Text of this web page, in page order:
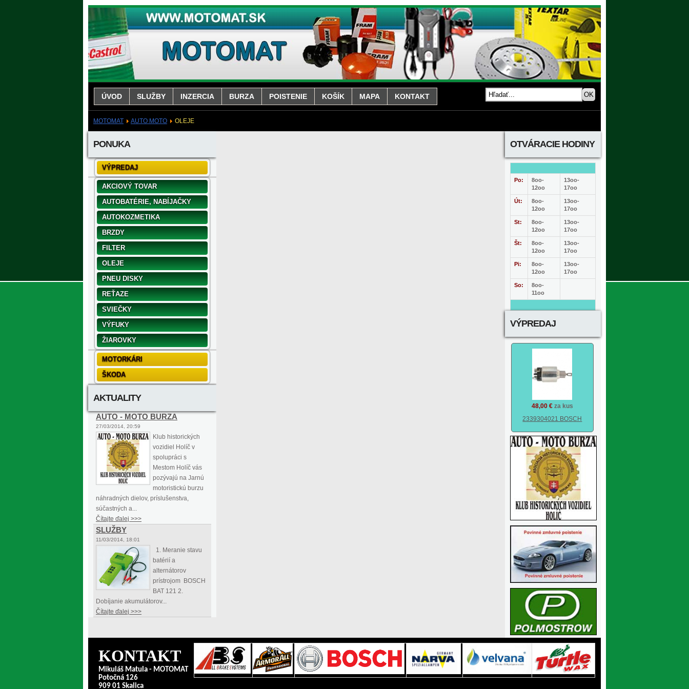
ÚVOD SLUŽBY INZERCIA BURZA POISTENIE KOŠÍK MAPA KONTAKT
MOTOMAT AUTO MOTO OLEJE
PONUKA
VÝPREDAJ
AKCIOVÝ TOVAR
AUTOBATÉRIE, NABÍJAČKY
AUTOKOZMETIKA
BRZDY
FILTER
OLEJE
PNEU DISKY
REŤAZE
SVIEČKY
VÝFUKY
ŽIAROVKY
MOTORKÁRI
ŠKODA
AKTUALITY
AUTO - MOTO BURZA
27/03/2014, 20:59
Klub historických
vozidiel Holíč v
spolupráci s
Mestom Holíč vás
pozývajú na Jarnú
motoristickú burzu
náhradných dielov, príslušenstva,
súčastných a...
Čítajte ďalej >>>
SLUŽBY
11/03/2014, 18:01
1. Meranie stavu
batérií a
alternátorov
prístrojom BOSCH
BAT 121 2.
Dobíjanie akumulátorov...
Čítajte ďalej >>>
OTVÁRACIE HODINY
Po:
8oo-
12oo
13oo-
17oo
Út:
8oo-
12oo
13oo-
17oo
St:
8oo-
12oo
13oo-
17oo
Št:
8oo-
12oo
13oo-
17oo
Pi:
8oo-
12oo
13oo-
17oo
So:
8oo-
11oo
VÝPREDAJ
48,00 € za kus
2339304021 BOSCH
KONTAKT
Mikuláš Matula - MOTOMAT
Potočná 126
909 01 Skalica